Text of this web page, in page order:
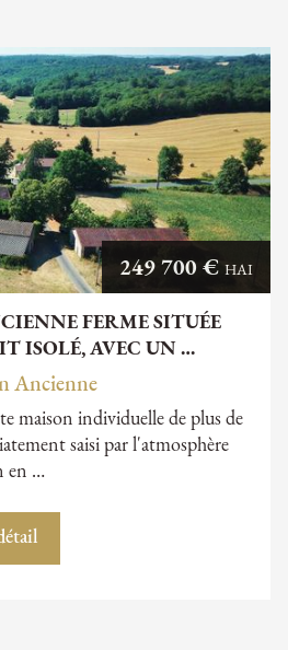
FERME SITUÉE
ISOLÉ, AVEC UN …
249 700 € HAI
Ancienne
maison individuelle de plus de
saisi par l'atmosphère
en …